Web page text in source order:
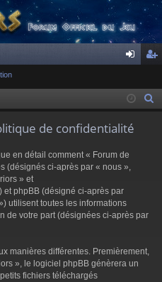
ne cri
de confidentialité
en détail comment « Forum de
(désignés ci-après par « nous »,
» et
et phpBB (désigné ci-après par
utilisent toutes les informations
de votre part (désignées ci-après par
manières différentes. Premièrement,
», le logiciel phpBB génèrera un
fichiers téléchargés